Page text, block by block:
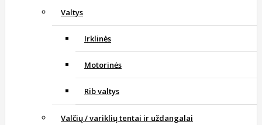
Valtys
Irklinės
Motorinės
Rib valtys
Valčių / variklių tentai ir uždangalai